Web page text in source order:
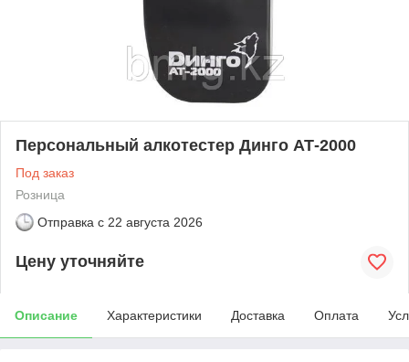
Персональный алкотестер Динго АТ-2000
Под заказ
Розница
Отправка с 22 августа 2026
Цену уточняйте
Описание Характеристики Доставка Оплата